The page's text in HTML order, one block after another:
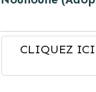
CLIQUEZ